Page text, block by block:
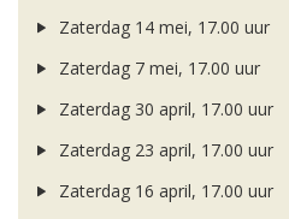
Zaterdag 14 mei, 17.00 uur
Zaterdag 7 mei, 17.00 uur
Zaterdag 30 april, 17.00 uur
Zaterdag 23 april, 17.00 uur
Zaterdag 16 april, 17.00 uur